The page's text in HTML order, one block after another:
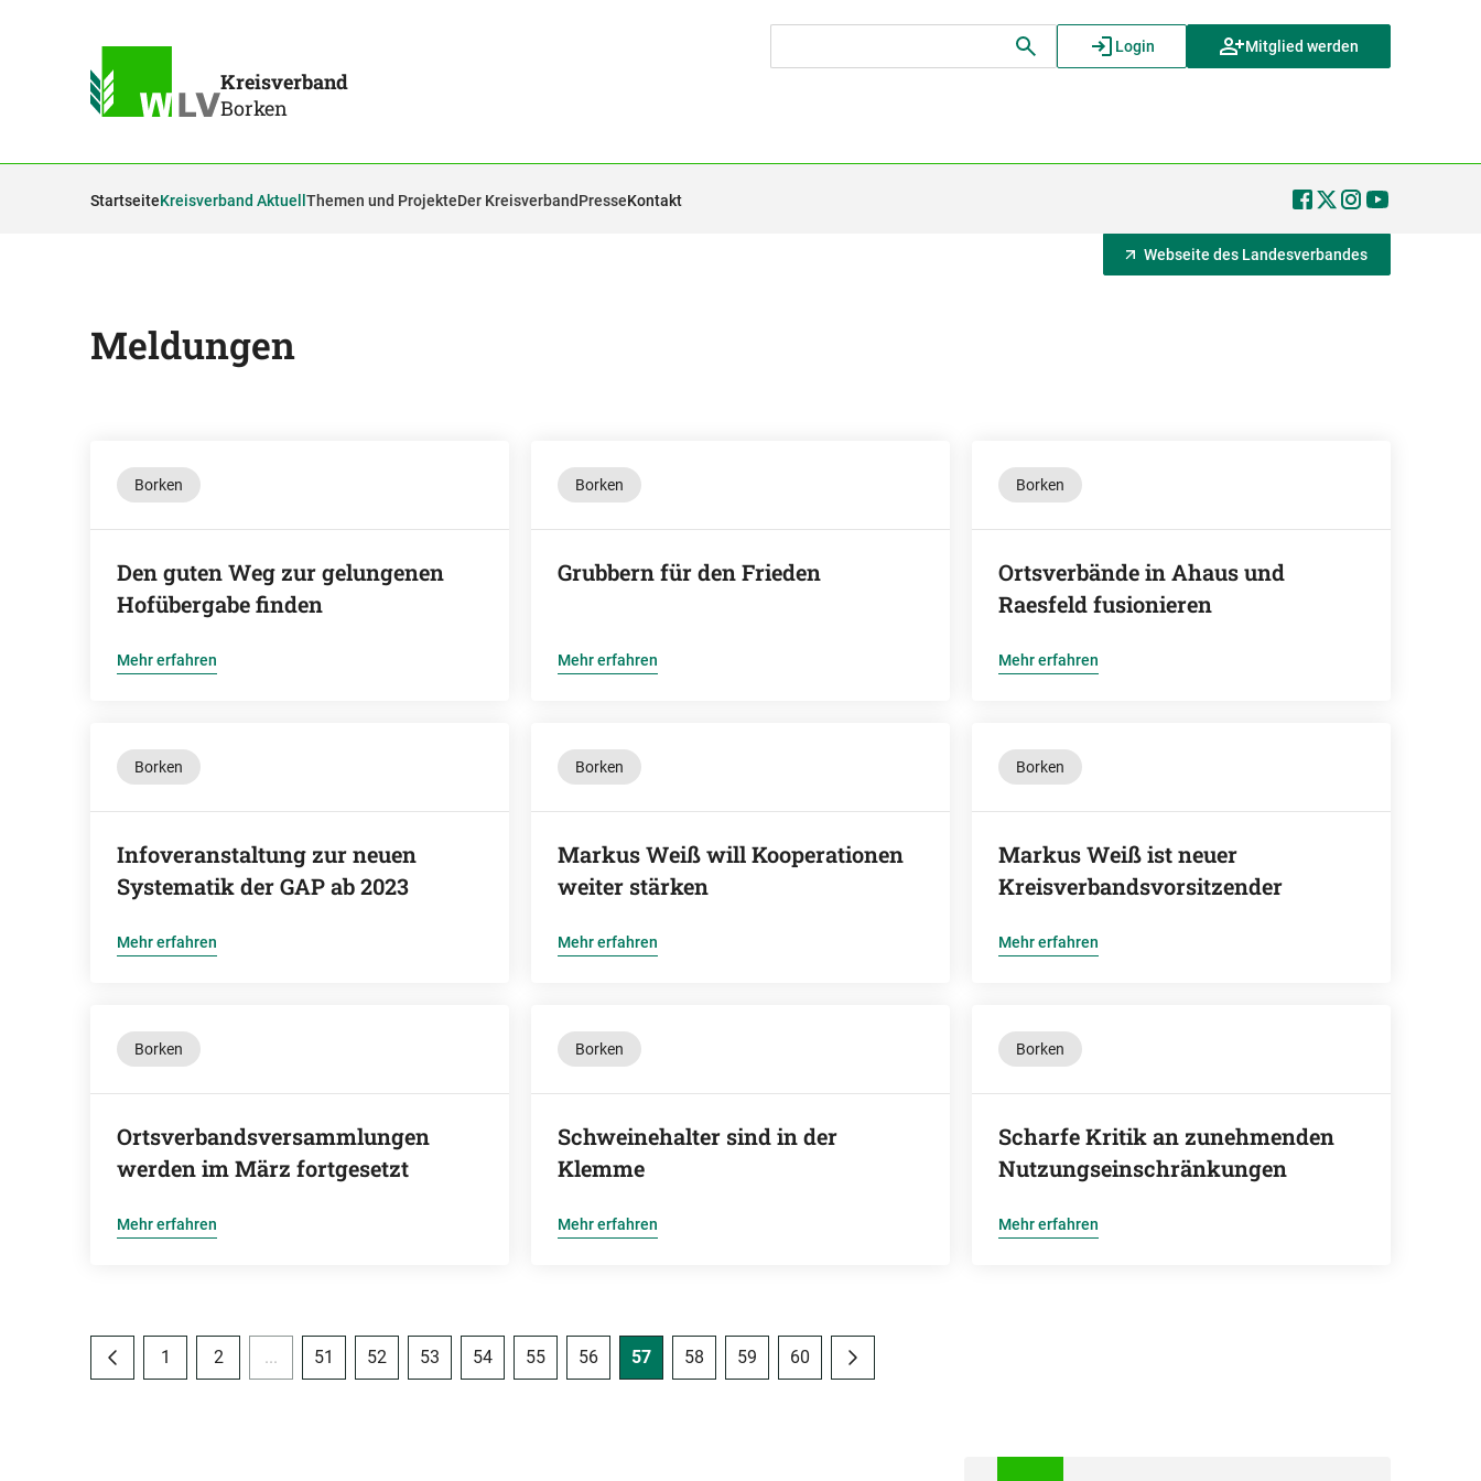
Kreisverband
Borken
Login Mitglied werden
StartseiteKreisverband Aktuell Themen und ProjekteDer KreisverbandPresseKontakt
Webseite des Landesverbandes
Meldungen
Borken
Den guten Weg zur gelungenen
Hofübergabe finden
Mehr erfahren
Borken
Grubbern für den Frieden
Mehr erfahren
Borken
Ortsverbände in Ahaus und
Raesfeld fusionieren
Mehr erfahren
Borken
Infoveranstaltung zur neuen
Systematik der GAP ab 2023
Mehr erfahren
Borken
Markus Weiß will Kooperationen
weiter stärken
Mehr erfahren
Borken
Markus Weiß ist neuer
Kreisverbandsvorsitzender
Mehr erfahren
Borken
Ortsverbandsversammlungen
werden im März fortgesetzt
Mehr erfahren
Borken
Schweinehalter sind in der
Klemme
Mehr erfahren
Borken
Scharfe Kritik an zunehmenden
Nutzungseinschränkungen
Mehr erfahren
1 2 ... 51 52 53 54 55 56 57 58 59 60